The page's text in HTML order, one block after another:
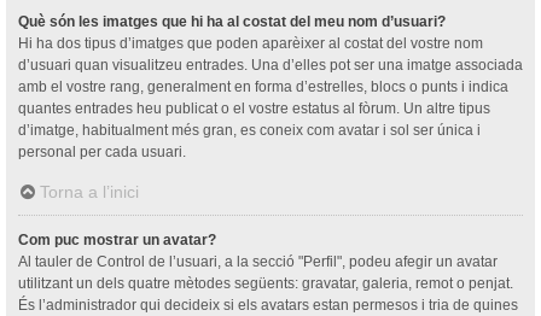
Què són les imatges que hi ha al costat del meu nom d’usuari?
Hi ha dos tipus d’imatges que poden aparèixer al costat del vostre nom
d’usuari quan visualitzeu entrades. Una d’elles pot ser una imatge associada
amb el vostre rang, generalment en forma d’estrelles, blocs o punts i indica
quantes entrades heu publicat o el vostre estatus al fòrum. Un altre tipus
d’imatge, habitualment més gran, es coneix com avatar i sol ser única i
personal per cada usuari.
Torna a l’inici
Com puc mostrar un avatar?
Al tauler de Control de l’usuari, a la secció "Perfil", podeu afegir un avatar
utilitzant un dels quatre mètodes següents: gravatar, galeria, remot o penjat.
És l’administrador qui decideix si els avatars estan permesos i tria de quines